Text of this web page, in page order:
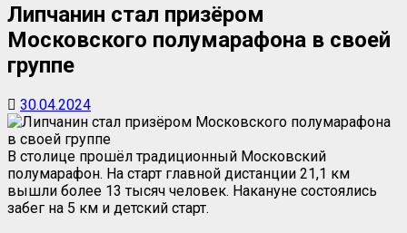
Липчанин стал призёром
Московского полумарафона в своей
группе
30.04.2024
В столице прошёл традиционный Московский
полумарафон. На старт главной дистанции 21,1 км
вышли более 13 тысяч человек. Накануне состоялись
забег на 5 км и детский старт.